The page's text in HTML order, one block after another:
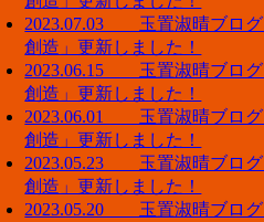
2023.07.03 玉置淑晴ブログ
創造」更新しました！
2023.06.15 玉置淑晴ブログ
創造」更新しました！
2023.06.01 玉置淑晴ブログ
創造」更新しました！
2023.05.23 玉置淑晴ブログ
創造」更新しました！
2023.05.20 玉置淑晴ブログ